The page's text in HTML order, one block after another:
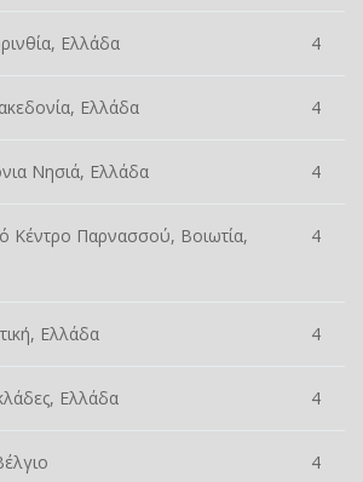
Ελλάδα 4
Ελλάδα 4
Νησιά, Ελλάδα 4
Κέντρο Παρνασσού, Βοιωτία,
4
Ελλάδα 4
Ελλάδα 4
4